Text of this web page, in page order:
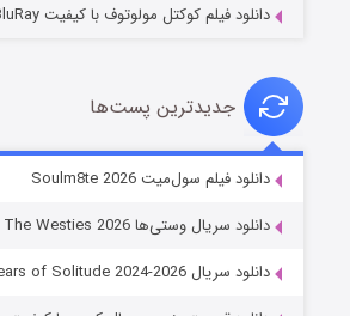
خاندان اژدها فصل ۳
دانلود فیلم کوکتل مولوتوف با کیفیت BluRay
جدیدترین پست‌ها
دانلود فیلم سول‌میت Soulm8te 2026
دانلود سریال وستی‌ها The Westies 2026
دانلود سریال One Hundred Years of Solitude 2024-2026